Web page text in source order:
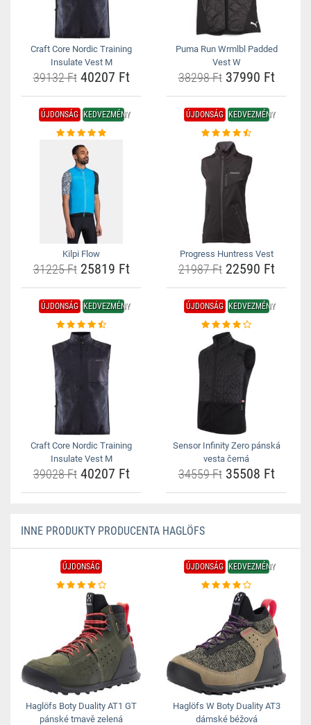
Craft Core Nordic Training
Insulate Vest M
39132 Ft40207 Ft
Puma Run Wrmlbl Padded
Vest W
38298 Ft37990 Ft
ÚJDONSÁG KEDVEZMÉNY
Kilpi Flow
31225 Ft25819 Ft
ÚJDONSÁG KEDVEZMÉNY
Progress Huntress Vest
21987 Ft22590 Ft
ÚJDONSÁG KEDVEZMÉNY
Craft Core Nordic Training
Insulate Vest M
39028 Ft40207 Ft
ÚJDONSÁG KEDVEZMÉNY
Sensor Infinity Zero pánská
vesta černá
34559 Ft35508 Ft
INNE PRODUKTY PRODUCENTA HAGLÖFS
ÚJDONSÁG
Haglöfs Boty Duality AT1 GT
pánské tmavě zelená
ÚJDONSÁG KEDVEZMÉNY
Haglöfs W Boty Duality AT3
dámské béžová